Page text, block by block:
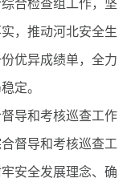
，推动河北安全生
优异成绩单，全力
定。
导和考核巡查工作
督导和考核巡查工
安全发展理念、确